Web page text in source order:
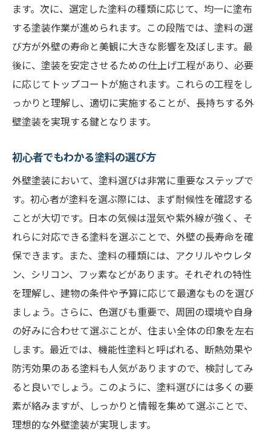
外壁塗装に最適な塗料メーカーを徹底比較
人気メーカーの塗料の特徴と比較
耐候性に優れたメーカー選びのポイント
各メーカーの色のバリエーションと持ち
塗料メーカーの環境への取り組み
品質と価格で選ぶ最適な塗料メーカー
ー
美観と実用性を両立させる外壁塗装塗料の選び
方
デザイン性の高い塗料で個性を出す
実用性を兼ね備えたおすすめの塗料特集
機能性と美しさを両立する塗料の選び方
外壁塗装で叶える快適な住まいづくり
環境に優しいデザイン性のある塗料の特徴
長持ちする外壁塗装を実現する塗料の選定ガイ
ド
長寿命を実現する塗料選びのポイント
適切な塗料で外壁の劣化を防ぐ方法
長持ちする外壁塗装のための専門家のアド
ます。次に、選定した塗料の種類に応じて、均一に塗布
する塗装作業が進められます。この段階では、塗料の選
び方が外壁の寿命と美観に大きな影響を及ぼします。最
後に、塗装を安定させるための仕上げ工程があり、必要
に応じてトップコートが施されます。これらの工程をし
っかりと理解し、適切に実施することが、長持ちする外
壁塗装を実現する鍵となります。
初心者でもわかる塗料の選び方
外壁塗装において、塗料選びは非常に重要なステップで
す。初心者が塗料を選ぶ際には、まず耐候性を確認する
ことが大切です。日本の気候は湿気や紫外線が強く、そ
れらに対応できる塗料を選ぶことで、外壁の長寿命を確
保できます。また、塗料の種類には、アクリルやウレタ
ン、シリコン、フッ素などがあります。それぞれの特性
を理解し、建物の条件や予算に応じて最適なものを選び
ましょう。さらに、色選びも重要で、周囲の環境や自身
の好みに合わせて選ぶことが、住まい全体の印象を左右
します。最近では、機能性塗料と呼ばれる、断熱効果や
防汚効果のある塗料も人気がありますので、検討してみ
ると良いでしょう。このように、塗料選びには多くの要
素が絡みますが、しっかりと情報を集めて選ぶことで、
理想的な外壁塗装が実現します。